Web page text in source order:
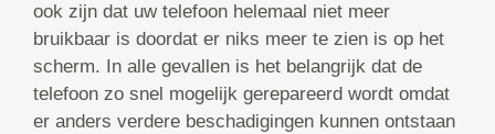
ook zijn dat uw telefoon helemaal niet meer
bruikbaar is doordat er niks meer te zien is op het
scherm. In alle gevallen is het belangrijk dat de
telefoon zo snel mogelijk gerepareerd wordt omdat
er anders verdere beschadigingen kunnen ontstaan